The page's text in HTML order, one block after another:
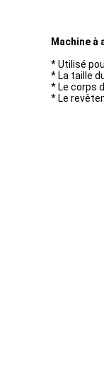
Machine
* Utilisé
* La taille
* Le corps
* Le